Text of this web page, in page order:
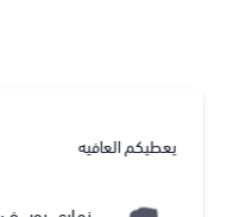
يعطيكم العافيه